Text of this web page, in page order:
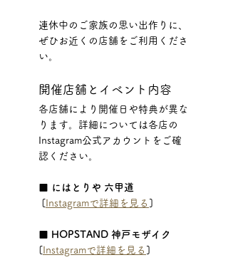
連休中のご家族の思い出作りに、
ぜひお近くの店舗をご利用くださ
い。
開催店舗とイベント内容
各店舗により開催日や特典が異な
ります。詳細については各店の
Instagram公式アカウントをご確
認ください。
■ にはとりや 六甲道
[ Instagramで詳細を見る ]
■ HOPSTAND 神戸モザイク
[ Instagramで詳細を見る ]